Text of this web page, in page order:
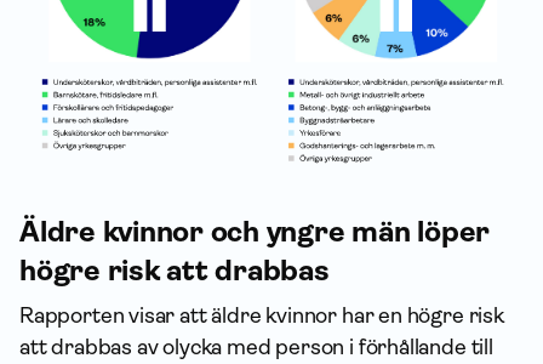
Äldre kvinnor och yngre män löper
högre risk att drabbas
Rapporten visar att äldre kvinnor har en högre risk
att drabbas av olycka med person i förhållande till